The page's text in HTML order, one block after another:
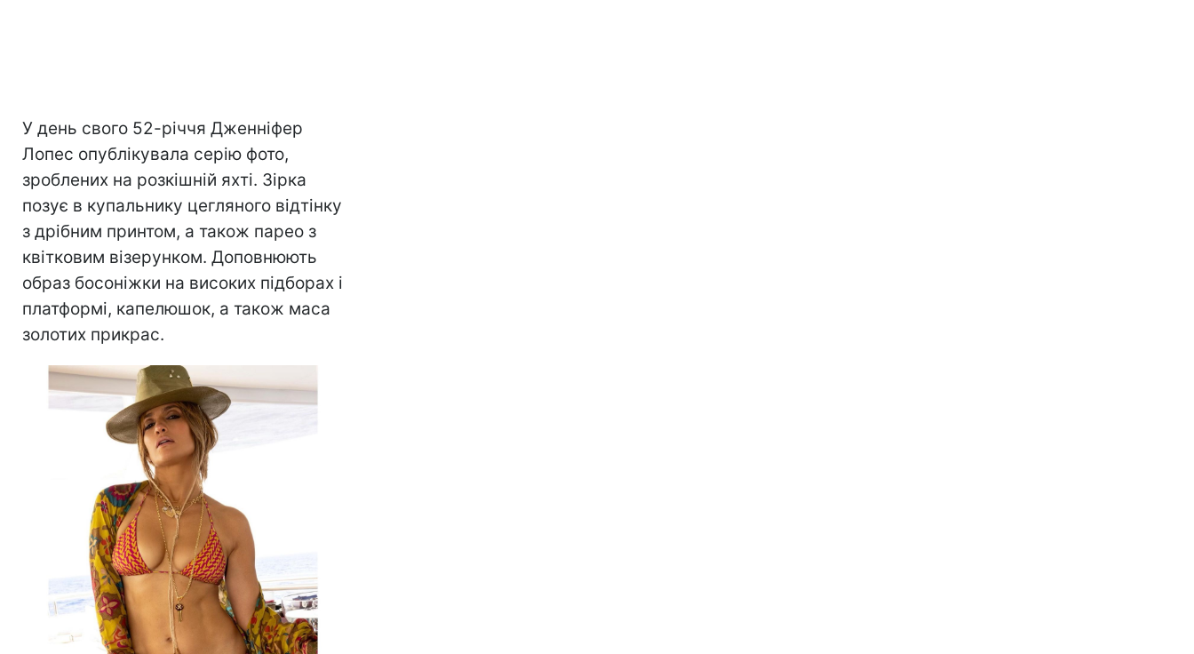
У день свого 52-річчя Дженніфер
Лопес опублікувала серію фото,
зроблених на розкішній яхті. Зірка
позує в купальнику цегляного відтінку
з дрібним принтом, а також парео з
квітковим візерунком. Доповнюють
образ босоніжки на високих підборах і
платформі, капелюшок, а також маса
золотих прикрас.